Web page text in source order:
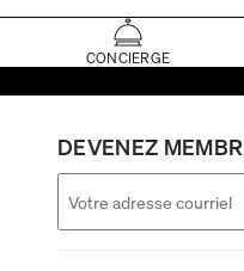
CONCIERGE
DEVENEZ